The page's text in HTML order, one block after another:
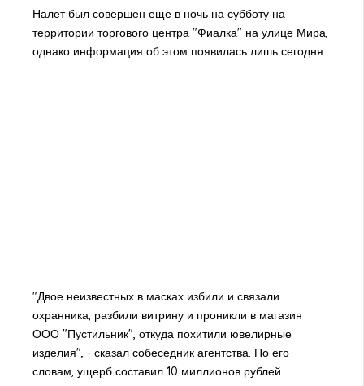
Налет был совершен еще в ночь на субботу на
территории торгового центра "Фиалка" на улице Мира,
однако информация об этом появилась лишь сегодня.
"Двое неизвестных в масках избили и связали
охранника, разбили витрину и проникли в магазин
ООО "Пустильник", откуда похитили ювелирные
изделия", - сказал собеседник агентства. По его
словам, ущерб составил 10 миллионов рублей.